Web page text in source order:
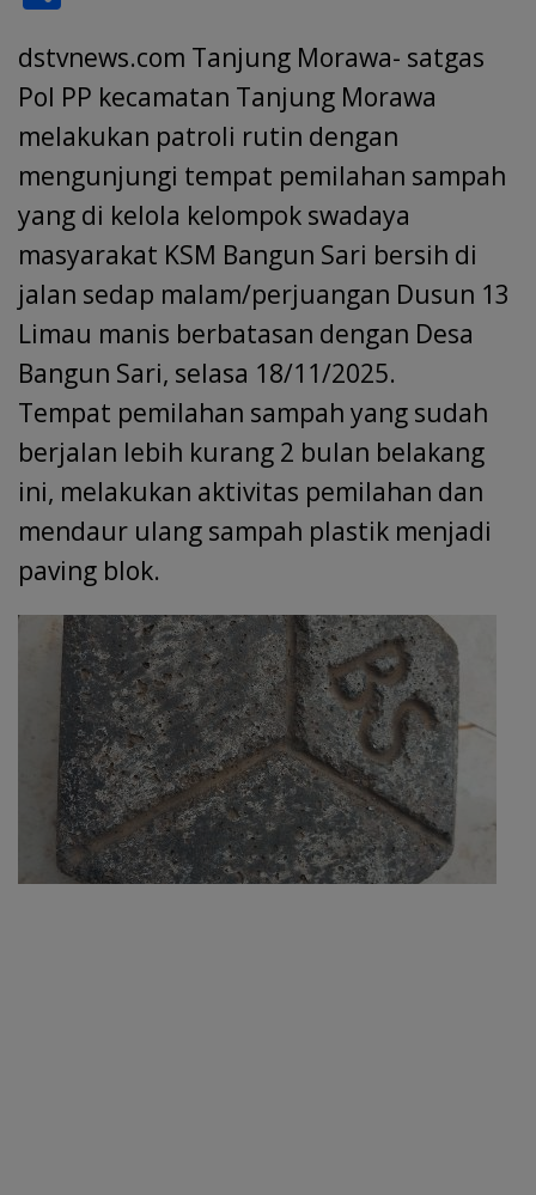
b
o
o
k
s
A
p
p
e
dI
n
l gr
a
m
a
d
s
er
ar
e
dstvnews.com Tanjung Morawa- satgas
Pol PP kecamatan Tanjung Morawa
melakukan patroli rutin dengan
mengunjungi tempat pemilahan sampah
yang di kelola kelompok swadaya
masyarakat KSM Bangun Sari bersih di
jalan sedap malam/perjuangan Dusun 13
Limau manis berbatasan dengan Desa
Bangun Sari, selasa 18/11/2025.
Tempat pemilahan sampah yang sudah
berjalan lebih kurang 2 bulan belakang
ini, melakukan aktivitas pemilahan dan
mendaur ulang sampah plastik menjadi
paving blok.